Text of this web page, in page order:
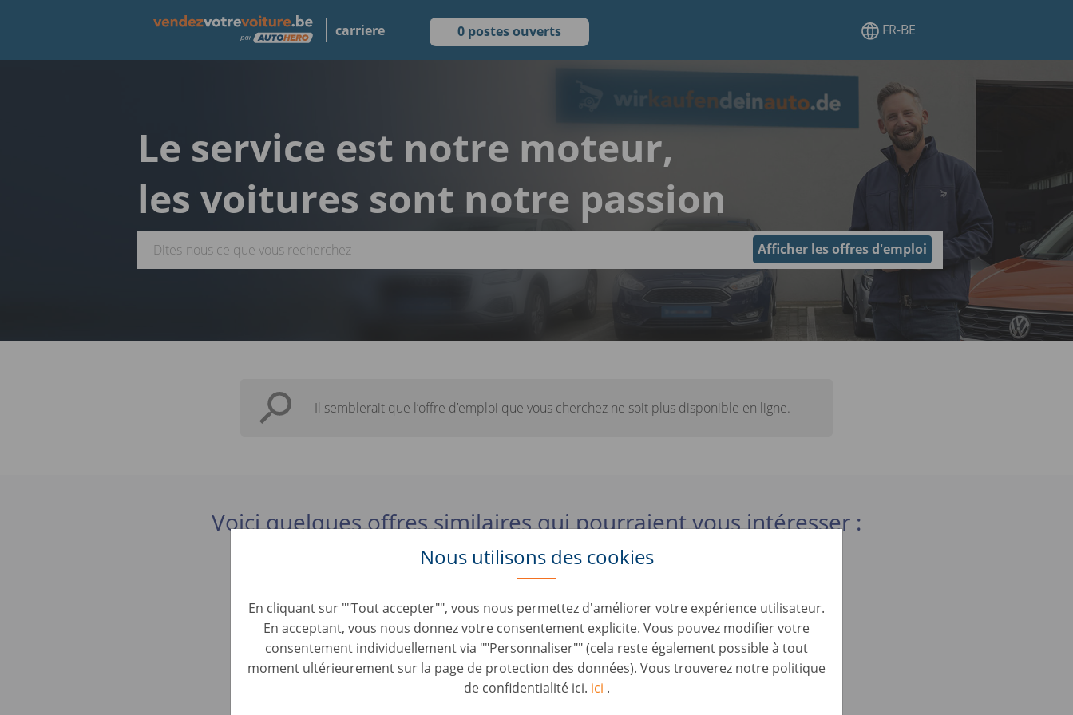
carriere 0 postes ouverts FR-BE
Nous utilisons des cookies
En cliquant sur ""Tout accepter"", vous nous permettez d'améliorer votre expérience utilisateur.
En acceptant, vous nous donnez votre consentement explicite. Vous pouvez modifier votre
consentement individuellement via ""Personnaliser"" (cela reste également possible à tout
moment ultérieurement sur la page de protection des données). Vous trouverez notre politique
de confidentialité ici. ici .
Le service est notre moteur,
les voitures sont notre passion
Afficher les offres d'emploi
Il semblerait que l’offre d’emploi que vous cherchez ne soit plus disponible en ligne.
Voici quelques offres similaires qui pourraient vous intéresser :
Automotive Roles • Germany, Berlin
Bürokraft / Servicemitarbeiter mit KFZ-Kenntnissen (d/m/w)
Automotive Roles • Germany, Berlin